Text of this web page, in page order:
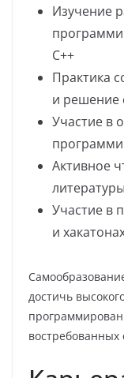
Изучение
C++
Практика
и решение
Участие в
Активное
Участие в
и
достичь
востребованных